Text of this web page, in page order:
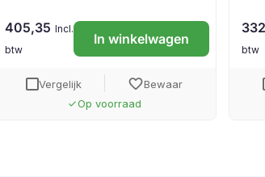
405,35 Incl.
btw
In winkelwagen
Vergelijk favoriteBewaar
doneOp voorraad
btw